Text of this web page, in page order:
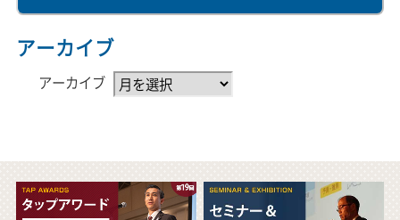
アーカイブ
アーカイブ